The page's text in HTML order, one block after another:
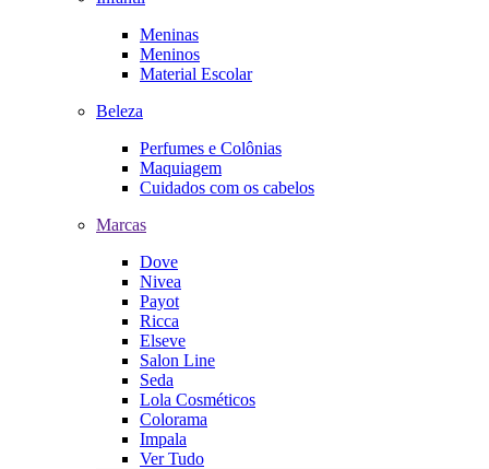
Meninas
Meninos
Material Escolar
Beleza
Perfumes e Colônias
Maquiagem
Cuidados com os cabelos
Marcas
Dove
Nivea
Payot
Ricca
Elseve
Salon Line
Seda
Lola Cosméticos
Colorama
Impala
Ver Tudo